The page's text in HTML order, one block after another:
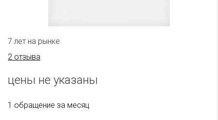
7 лет на рынке
2 отзыва
цены не указаны
1 обращение за месяц